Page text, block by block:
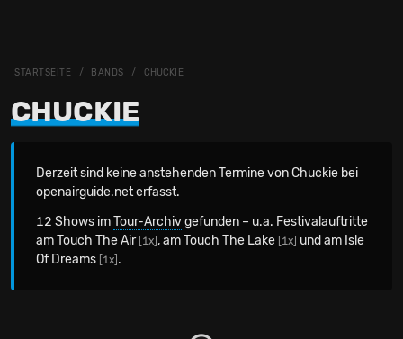
STARTSEITE BANDS CHUCKIE
CHUCKIE
Derzeit sind keine anstehenden Termine von Chuckie bei
openairguide.net erfasst.
12 Shows imTour-Archivgefunden – u.a. Festivalauftritte
am Touch The Air [1x] , am Touch The Lake [1x] und am Isle
Of Dreams [1x] .